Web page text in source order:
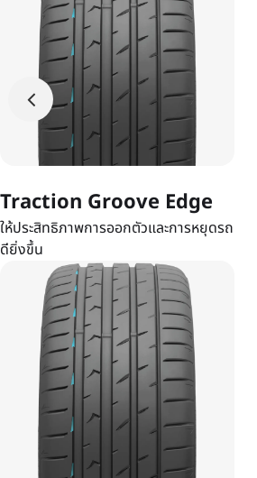
Traction Groove Edge
ให้ประสิทธิภาพการออกตัวและการหยุดรถ
ดียิ่งขึ้น